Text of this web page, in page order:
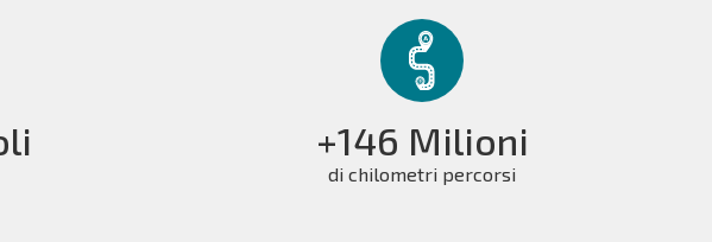
+146 Milioni
di chilometri percorsi